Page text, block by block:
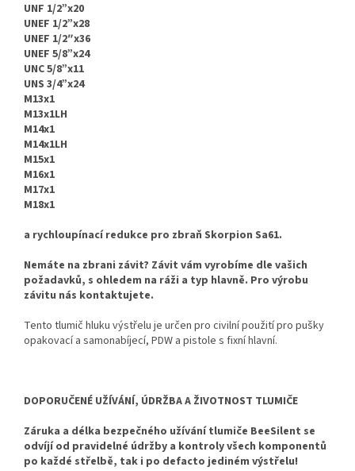
UNF 1/2”x20
UNEF 1/2”x28
UNEF 1/2″x36
UNEF 5/8”x24
UNC 5/8”x11
UNS 3/4”x24
M13x1
M13x1LH
M14x1
M14x1LH
M15x1
M16x1
M17x1
M18x1
a rychloupínací redukce pro zbraň Skorpion Sa61.
Nemáte na zbrani závit? Závit vám vyrobíme dle vašich
požadavků, s ohledem na ráži a typ hlavně. Pro výrobu
závitu nás kontaktujete.
Tento tlumič hluku výstřelu je určen pro civilní použití pro pušky
opakovací a samonabíjecí, PDW a pistole s fixní hlavní.
DOPORUČENÉ UŽÍVÁNÍ, ÚDRŽBA A ŽIVOTNOST TLUMIČE
Záruka a délka bezpečného užívání tlumiče BeeSilent se
odvíjí od pravidelné údržby a kontroly všech komponentů
po každé střelbě, tak i po defacto jediném výstřelu!